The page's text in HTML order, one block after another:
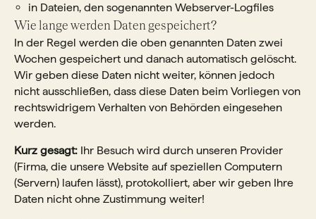
in Dateien, den sogenannten Webserver-Logfiles
Wie lange werden Daten gespeichert?
In der Regel werden die oben genannten Daten zwei
Wochen gespeichert und danach automatisch gelöscht.
Wir geben diese Daten nicht weiter, können jedoch
nicht ausschließen, dass diese Daten beim Vorliegen von
rechtswidrigem Verhalten von Behörden eingesehen
werden.
Kurz gesagt: Ihr Besuch wird durch unseren Provider
(Firma, die unsere Website auf speziellen Computern
(Servern) laufen lässt), protokolliert, aber wir geben Ihre
Daten nicht ohne Zustimmung weiter!